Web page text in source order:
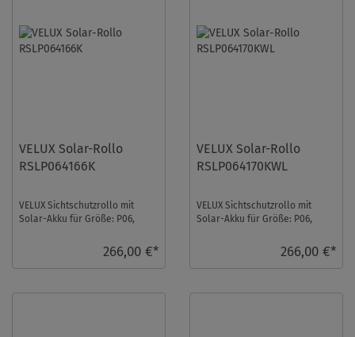
VELUX Solar-Rollo
RSLP064166K
VELUX Sichtschutzrollo mit
Solar-Akku für Größe: P06,
Semitransparent, alu Sch ...
266,00 €*
VELUX Solar-Rollo
RSLP064170KWL
VELUX Sichtschutzrollo mit
Solar-Akku für Größe: P06,
266,00 €*